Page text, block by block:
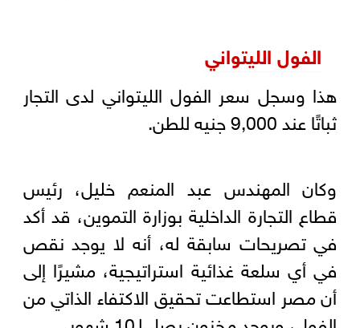
الفول الليتواني
هذا وسجل سعر الفول الليتواني لدى التجار
ثباتًا عند 9,000 جنيه للطن.
وكان المهندس عبد المنعم خليل، رئيس
قطاع التجارة الداخلية بوزارة التموين، قد أكد
في تصريحات سابقة له، أنه لا يوجد نقص
في أي سلعة غذائية استراتيجية، مشيرًا إلى
أن مصر استطاعت تحقيق الاكتفاء الذاتي من